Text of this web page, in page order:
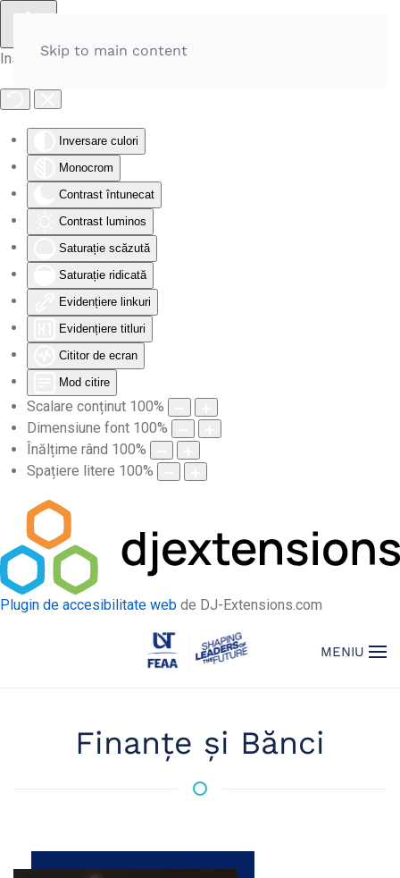
Instrumente de accesibilitate
Inversare culori
Monocrom
Contrast întunecat
Contrast luminos
Saturație scăzută
Saturație ridicată
Evidențiere linkuri
Evidențiere titluri
Cititor de ecran
Mod citire
Scalare conținut 100%
Dimensiune font 100%
Înălțime rând 100%
Spațiere litere 100%
Plugin de accesibilitate web de DJ-Extensions.com
Skip to main content
MENIU
Finanțe și Bănci